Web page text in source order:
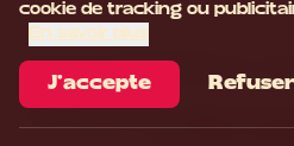
Burgouzz -
cookie de tracking ou
En savoir plus
J'accepte Refuser